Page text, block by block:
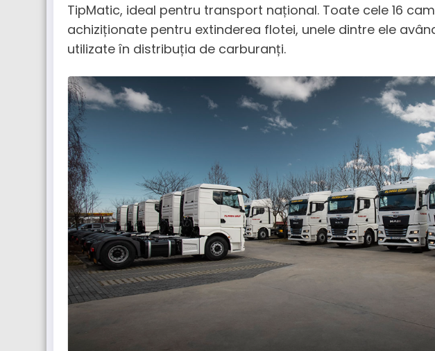
TipMatic, ideal pentru transport național. Toate cele 16
achiziționate pentru extinderea flotei, unele dintre ele
utilizate în distribuția de carburanți.